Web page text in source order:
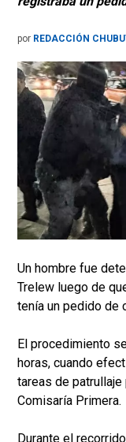
por REDACCIÓN
Un hombre fue
Trelew luego de
tenía un pedido de
El procedimiento
horas, cuando
tareas de
Comisaría Primera.
Durante el